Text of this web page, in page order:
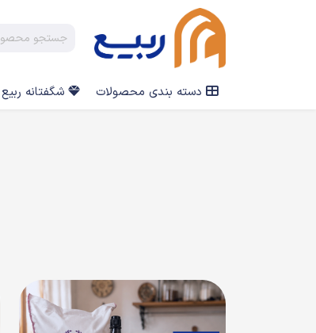
دسته بندی محصولات شگفتانه ربیع